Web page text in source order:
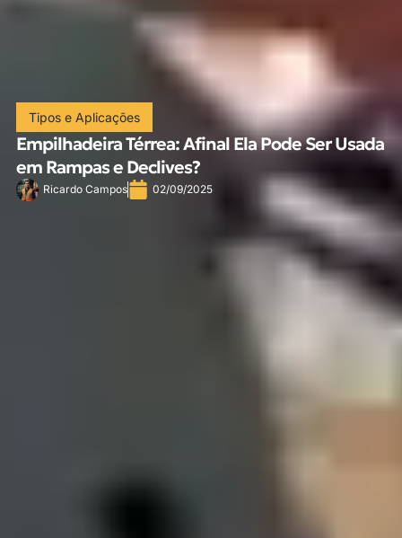
Tipos e Aplicações
Empilhadeira Térrea: Afinal Ela Pode Ser Usada
em Rampas e Declives?
Ricardo Campos 02/09/2025